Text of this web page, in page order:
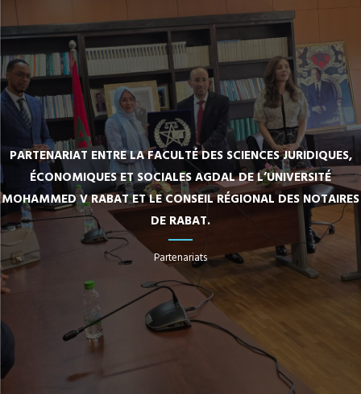
PARTENARIAT ENTRE LA FACULTÉ DES SCIENCES JURIDIQUES,
ÉCONOMIQUES ET SOCIALES AGDAL DE L’UNIVERSITÉ
MOHAMMED V RABAT ET LE CONSEIL RÉGIONAL DES NOTAIRES
DE RABAT.
Partenariats